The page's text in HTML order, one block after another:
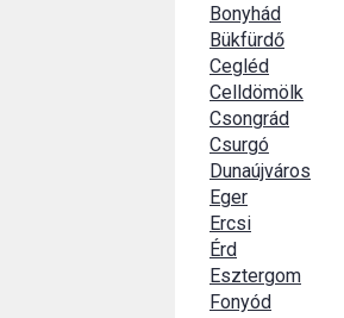
Bonyhád
Bükfürdő
Cegléd
Celldömölk
Csongrád
Csurgó
Dunaújváros
Eger
Ercsi
Érd
Esztergom
Fonyód